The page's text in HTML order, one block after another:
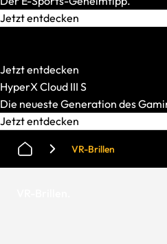
Jetzt entdecken
Jetzt entdecken
HyperX Cloud III S
Die neueste Generation des
Jetzt entdecken
VR-Brillen